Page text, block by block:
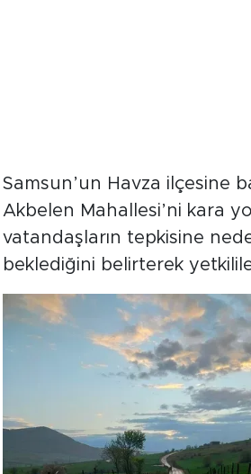
Samsun’un Havza ilçesine
Akbelen Mahallesi’ni kara
vatandaşların tepkisine
beklediğini belirterek